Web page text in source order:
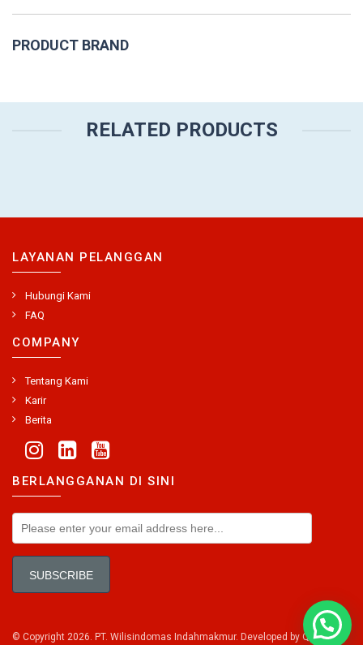
PRODUCT BRAND
RELATED PRODUCTS
LAYANAN PELANGGAN
Hubungi Kami
FAQ
COMPANY
Tentang Kami
Karir
Berita
BERLANGGANAN DI SINI
© Copyright 2026. PT. Wilisindomas Indahmakmur. Developed by Qontak.